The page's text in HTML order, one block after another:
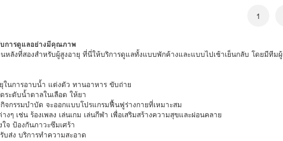
1
บการดูแลอย่างมีคุณภาพ
หลังที่สองสำหรับผู้สูงอายุ ที่นี่ให้บริการดูแลทั้งแบบพักค้างและแบบไปเช้าเย็นกลับ โดยมีที
ในการอาบน้ำ แต่งตัว ทานอาหาร ขับถ่าย
ะดับน้ำตาลในเลือด ให้ยา
กรรมบำบัด จะออกแบบโปรแกรมฟื้นฟูร่างกายที่เหมาะสม
ๆ เช่น ร้องเพลง เล่นเกม เล่นกีฬา เพื่อเสริมสร้างความสุขและผ่อนคลาย
จ ป้องกันภาวะซึมเศร้า
ส่ง บริการทำความสะอาด